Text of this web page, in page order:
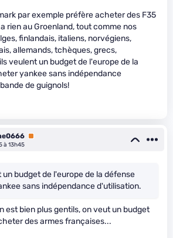
par exemple préfère acheter des F35
rien au Groenland, tout comme nos
finlandais, italiens, norvégiens,
allemands, tchèques, grecs,
veulent un budget de l'europe de la
yankee sans indépendance
de guignols!
Premium
à 13h45
un budget de l'europe de la défense
sans indépendance d'utilisation.
est bien plus gentils, on veut un budget
des armes françaises...